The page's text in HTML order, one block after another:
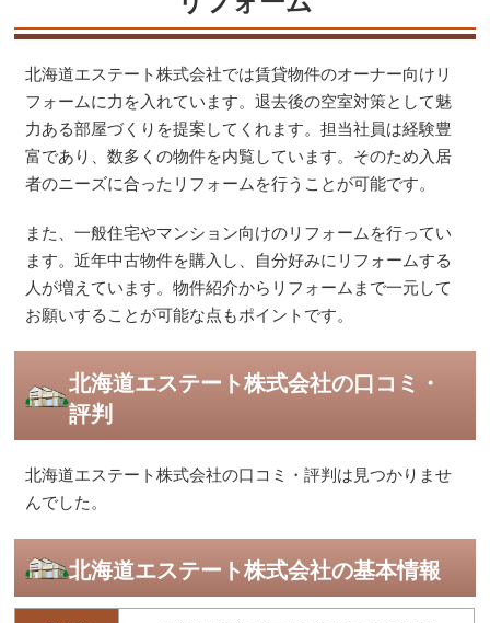
北海道エステート株式会社では賃貸物件のオーナー向けリ
フォームに力を入れています。退去後の空室対策として魅
力ある部屋づくりを提案してくれます。担当社員は経験豊
富であり、数多くの物件を内覧しています。そのため入居
者のニーズに合ったリフォームを行うことが可能です。
また、一般住宅やマンション向けのリフォームを行ってい
ます。近年中古物件を購入し、自分好みにリフォームする
人が増えています。物件紹介からリフォームまで一元して
お願いすることが可能な点もポイントです。
北海道エステート株式会社の口コミ・
評判
北海道エステート株式会社の口コミ・評判は見つかりませ
んでした。
北海道エステート株式会社の基本情報